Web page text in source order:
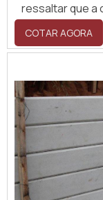
ressaltar que a
COTAR AGORA